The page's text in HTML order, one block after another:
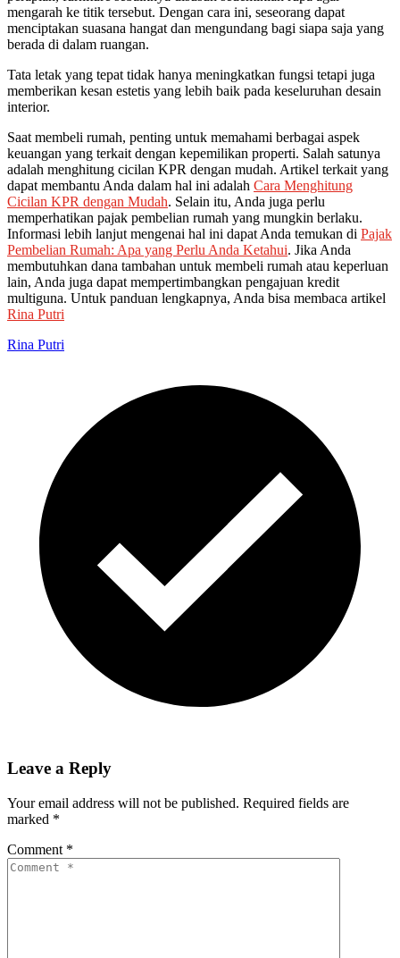
mengarah ke titik tersebut. Dengan cara ini, seseorang dapat
menciptakan suasana hangat dan mengundang bagi siapa saja yang
berada di dalam ruangan.
Tata letak yang tepat tidak hanya meningkatkan fungsi tetapi juga
memberikan kesan estetis yang lebih baik pada keseluruhan desain
interior.
Saat membeli rumah, penting untuk memahami berbagai aspek
keuangan yang terkait dengan kepemilikan properti. Salah satunya
adalah menghitung cicilan KPR dengan mudah. Artikel terkait yang
dapat membantu Anda dalam hal ini adalah Cara Menghitung
Cicilan KPR dengan Mudah. Selain itu, Anda juga perlu
memperhatikan pajak pembelian rumah yang mungkin berlaku.
Informasi lebih lanjut mengenai hal ini dapat Anda temukan di Pajak
Pembelian Rumah: Apa yang Perlu Anda Ketahui. Jika Anda
membutuhkan dana tambahan untuk membeli rumah atau keperluan
lain, Anda juga dapat mempertimbangkan pengajuan kredit
multiguna. Untuk panduan lengkapnya, Anda bisa membaca artikel
Rina Putri
Rina Putri
Leave a Reply
Your email address will not be published. Required fields are
marked *
Comment *